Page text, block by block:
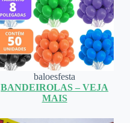
baloesfesta
BANDEIROLAS – VEJA
MAIS